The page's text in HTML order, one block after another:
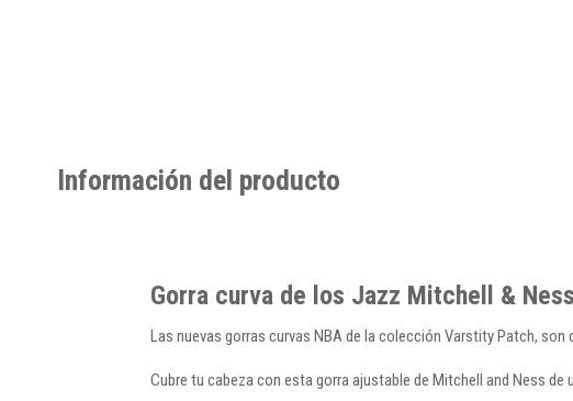
Información del producto
Gorra curva de los Jazz Mitchell & Ness
Las nuevas gorras curvas NBA de la colección Varstity Patch, son
Cubre tu cabeza con esta gorra ajustable de Mitchell and Ness de